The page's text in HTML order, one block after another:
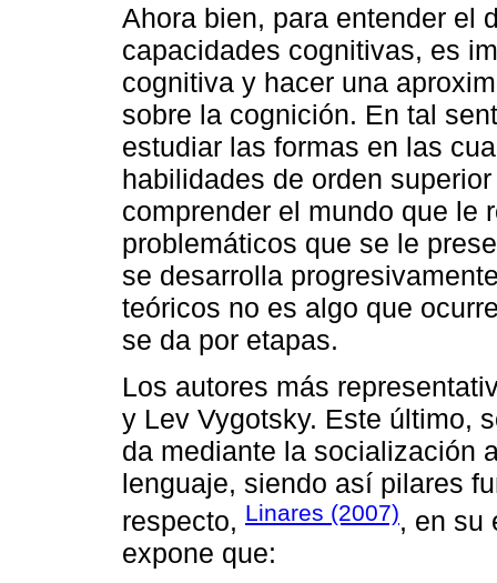
Ahora bien, para entender el
capacidades cognitivas, es
cognitiva y hacer una
sobre la cognición. En tal
estudiar las formas en las
habilidades de orden
comprender el mundo que le
problemáticos que se le
se desarrolla
teóricos no es algo que
se da por etapas.
Los autores más
y Lev Vygotsky. Este último,
da mediante la socialización
lenguaje, siendo así pilares
respecto, Linares (2007), en su
expone que: